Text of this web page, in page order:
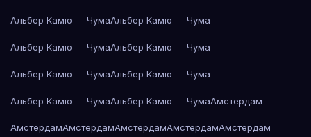
Альбер Камю — ЧумаАльбер Камю — Чума
Альбер Камю — ЧумаАльбер Камю — Чума
Альбер Камю — ЧумаАльбер Камю — Чума
Альбер Камю — ЧумаАльбер Камю — ЧумаАмстердам
АмстердамАмстердамАмстердамАмстердамАмстердам